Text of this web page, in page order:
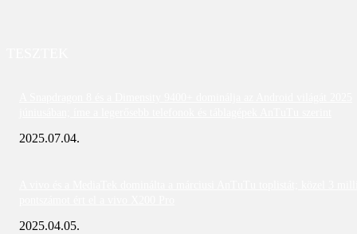
2025.07.04.
2025.04.05.